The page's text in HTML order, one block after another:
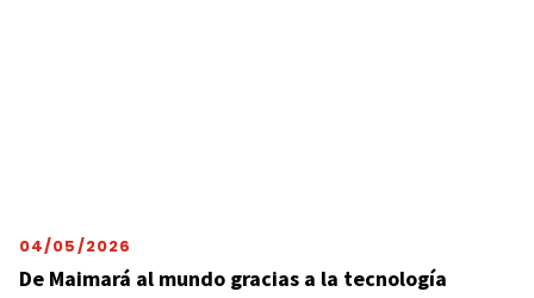
04/05/2026
De Maimará al mundo gracias a la tecnología